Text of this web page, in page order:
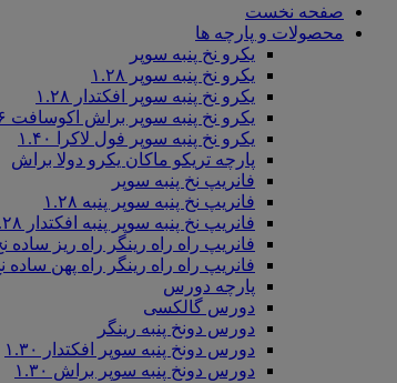
صفحه نخست
محصولات و پارچه ها
یکرو نخ پنبه سوپر
یکرو نخ پنبه سوپر ۱.۲۸
یکرو نخ پنبه سوپر افکتدار ۱.۲۸
یکرو نخ پنبه سوپر براش اکوسافت ۱.۲۶
یکرو نخ پنبه سوپر فول لاکرا ۱.۴۰
پارچه تریکو ماکان یکرو دولا براش
فانریپ نخ پنبه سوپر
فانریپ نخ پنبه سوپر پنبه ۱.۲۸
فانریپ نخ پنبه سوپر پنبه افکتدار ۱.۲۸
فانریپ راه راه رینگر راه ریز ساده
فانریپ راه راه رینگر راه پهن ساده
پارچه دورس
دورس گالکسی
دورس دونخ پنبه رینگر
دورس دونخ پنبه سوپر افکتدار ۱.۳۰
دورس دونخ پنبه سوپر براش ۱.۳۰